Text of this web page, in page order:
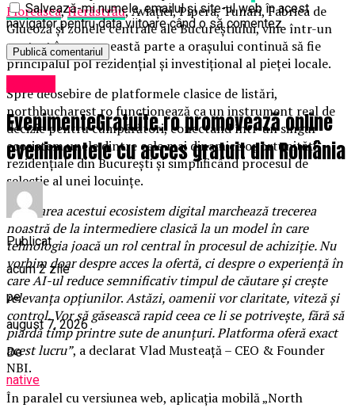
Floreasca,Herăstrău, Aviației, Pipera, Tunari, Fabrica de
Glucoză și zonele centrale ale Bucureștiului, vine într-un
context în care această parte a orașului continuă să fie
principalul pol rezidențial și investițional al pieței locale.
Spre deosebire de platformele clasice de listări,
northbucharest.ro funcționează ca un instrument real de
decizie pentru cumpărători, conectând într-un singur
ecosistem unele dintre cele mai dinamice oportunități
rezidențiale din București și simplificând procesul de
selecție al unei locuințe.
Lansarea acestui ecosistem digital marchează trecerea
noastră de la intermediere clasică la un model în care
tehnologia joacă un rol central în procesul de achiziție. Nu
vorbim doar despre acces la ofertă, ci despre o experiență în
care AI-ul reduce semnificativ timpul de căutare și crește
relevanța opțiunilor.Astăzi, oamenii vor claritate, viteză și
control. Vor să găsească rapid ceea ce li se potrivește, fără să
piardă timp printre sute de anunțuri. Platforma oferă exact
acest lucru”, a declarat Vlad Musteață – CEO & Founder
NBI.
În paralel cu versiunea web, aplicația mobilă „North
Salvează-mi numele, emailul și site-ul web în acest
navigator pentru data viitoare când o să comentez.
EvenimenteGratuite.ro promovează online
evenimentele cu acces gratuit din România
Publicat
acum 2 zile
pe
august 7, 2026
De
native